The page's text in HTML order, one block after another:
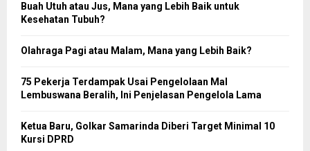
Buah Utuh atau Jus, Mana yang Lebih Baik untuk
Kesehatan Tubuh?
Olahraga Pagi atau Malam, Mana yang Lebih Baik?
75 Pekerja Terdampak Usai Pengelolaan Mal
Lembuswana Beralih, Ini Penjelasan Pengelola Lama
Ketua Baru, Golkar Samarinda Diberi Target Minimal 10
Kursi DPRD